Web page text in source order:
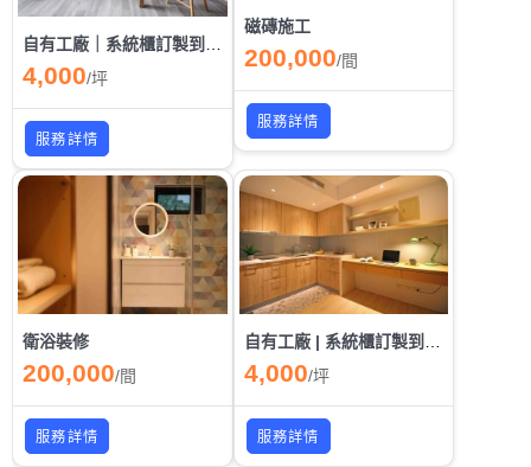
4,000/坪
服務詳情
磁磚施工
200,000/間
服務詳情
衛浴裝修
200,000/間
服務詳情
自有工廠 | 系統櫃訂製到府安裝
4,000/坪
服務詳情